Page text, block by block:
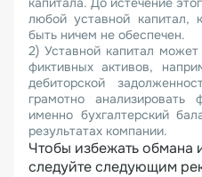
любой уставной капитал,
быть ничем не обеспечен.
2) Уставной капитал
фиктивных активов,
дебиторской
грамотно анализировать
именно бухгалтерский
результатах компании.
Чтобы избежать обмана
следуйте следующим